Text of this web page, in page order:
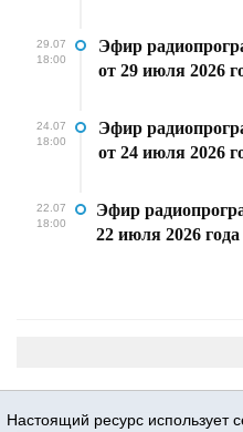
29.07
18:00
Эфир
от 29 июля 2026
24.07
18:00
Эфир
от 24 июля 2026
22.07
18:00
Эфир
22 июля 2026 года
Настоящий ресурс использует